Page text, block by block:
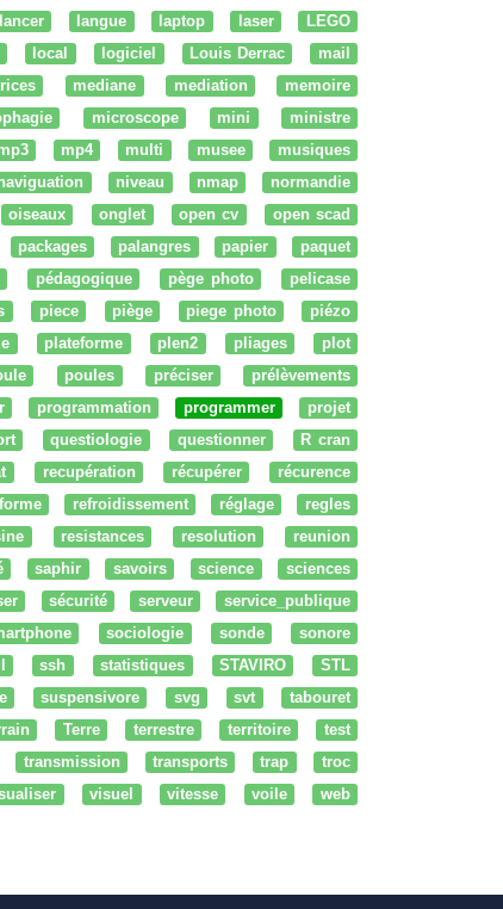
lancer langue laptop laser
LEGO
local logiciel Louis Derrac
mail
mediane mediation
memoire
microscope mini
ministre
mp4 multi musee
musiques
niveau nmap
normandie
oiseaux onglet open cv
open scad
packages palangres papier
paquet
pédagogique pège photo
pelicase
piece piège piege photo
piézo
plateforme plen2 pliages
plot
poules préciser
prélèvements
programmation programmer
projet
questiologie questionner
R cran
recupération récupérer
récurence
refroidissement réglage
regles
resistances resolution
reunion
saphir savoirs science
sciences
sécurité serveur
service_publique
sociologie sonde
sonore
ssh statistiques STAVIRO
STL
suspensivore svg svt
tabouret
Terre terrestre territoire
test
transmission transports trap
troc
visuel vitesse voile
web